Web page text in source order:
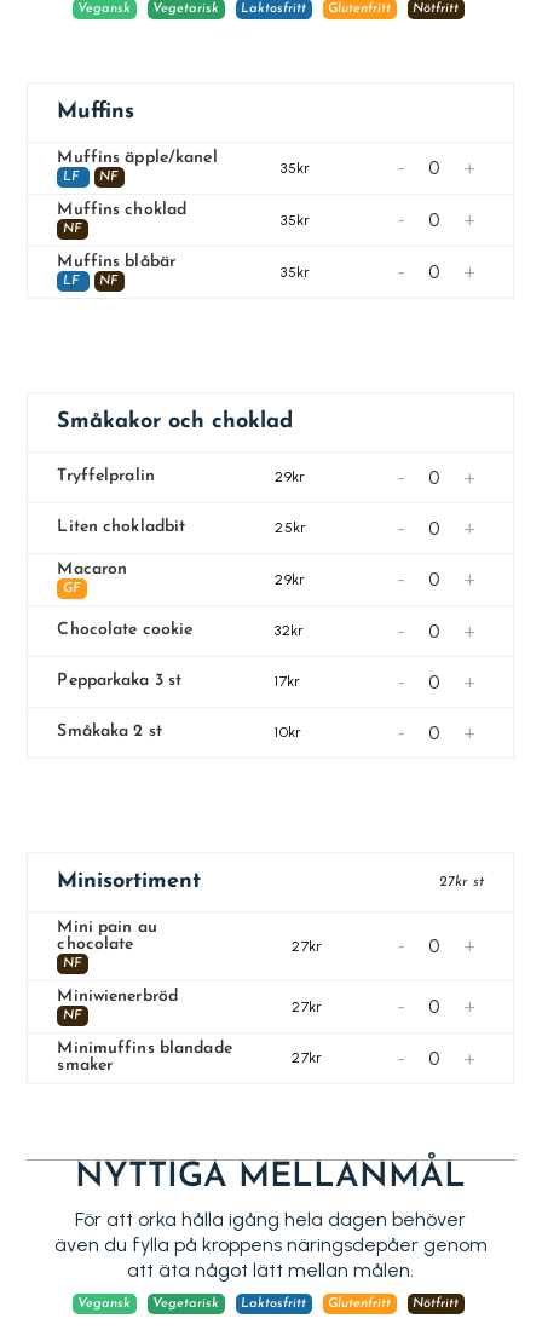
Vegansk Vegetarisk Laktosfritt Glutenfritt Nötfritt
Muffins
Muffins äpple/kanel
LF NF
35kr - +
Muffins choklad
NF
35kr - +
Muffins blåbär
LF NF
35kr - +
Småkakor och choklad
Tryffelpralin 29kr - +
Liten chokladbit 25kr - +
Macaron
GF
29kr - +
Chocolate cookie 32kr - +
Pepparkaka 3 st 17kr - +
Småkaka 2 st 10kr - +
Minisortiment 27kr st
Mini pain au
chocolate
NF
27kr - +
Miniwienerbröd
NF
27kr - +
Minimuffins blandade
smaker
27kr - +
NYTTIGA MELLANMÅL
För att orka hålla igång hela dagen behöver
även du fylla på kroppens näringsdepåer genom
att äta något lätt mellan målen.
Vegansk Vegetarisk Laktosfritt Glutenfritt Nötfritt